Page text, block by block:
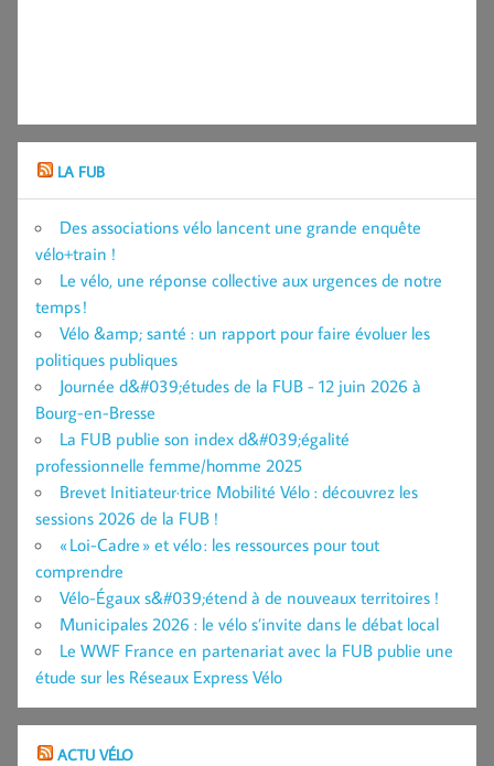
LA FUB
Des associations vélo lancent une grande enquête
vélo+train !
Le vélo, une réponse collective aux urgences de notre
temps !
Vélo &amp; santé : un rapport pour faire évoluer les
politiques publiques
Journée d&#039;études de la FUB - 12 juin 2026 à
Bourg-en-Bresse
La FUB publie son index d&#039;égalité
professionnelle femme/homme 2025
Brevet Initiateur·trice Mobilité Vélo : découvrez les
sessions 2026 de la FUB !
« Loi-Cadre » et vélo : les ressources pour tout
comprendre
Vélo-Égaux s&#039;étend à de nouveaux territoires !
Municipales 2026 : le vélo s’invite dans le débat local
Le WWF France en partenariat avec la FUB publie une
étude sur les Réseaux Express Vélo
ACTU VÉLO